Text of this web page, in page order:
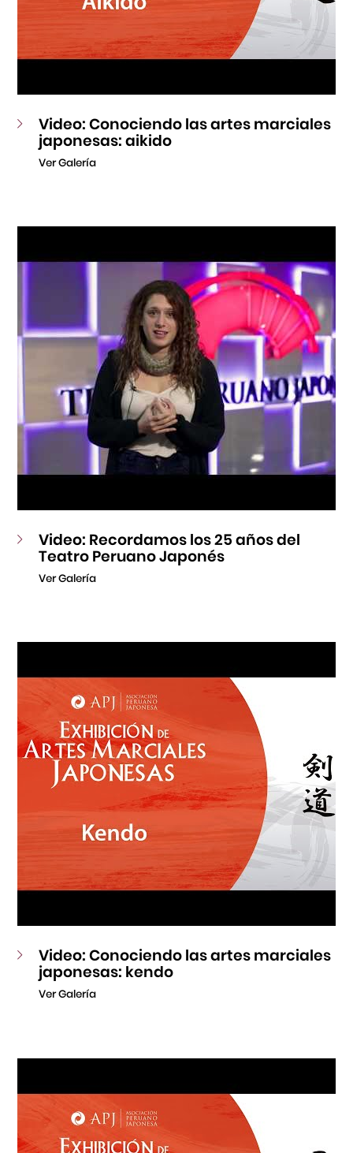
Video: Conociendo las artes marciales
japonesas: aikido
Ver Galería
Video: Recordamos los 25 años del
Teatro Peruano Japonés
Ver Galería
Video: Conociendo las artes marciales
japonesas: kendo
Ver Galería